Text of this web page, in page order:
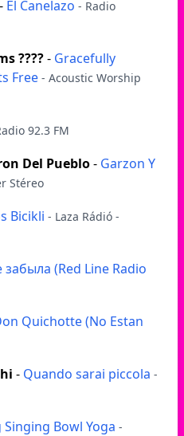
- El Canelazo - Radio
????- Gracefully
Free - Acoustic Worship
92.3 FM
Del Pueblo- Garzon Y
Stéreo
Bicikli - Laza Rádió -
забыла (Red Line Radio
Quichotte (No Estan
- Quando sarai piccola -
Singing Bowl Yoga -